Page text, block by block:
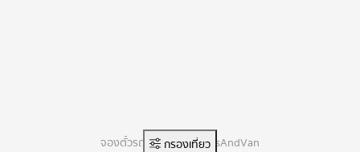
กรองเที่ยว
จองตั๋วรถทัวร์ออนไลน์ BusAndVan